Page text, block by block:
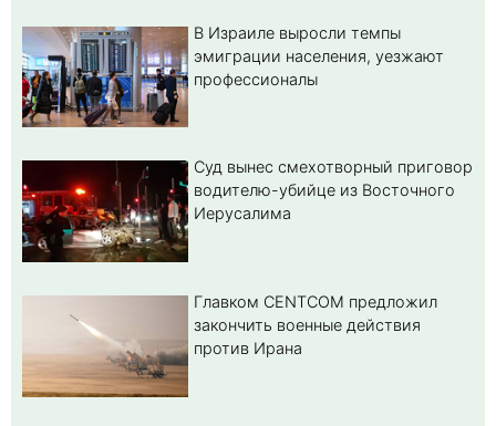
В Израиле выросли темпы
эмиграции населения, уезжают
профессионалы
Суд вынес смехотворный приговор
водителю-убийце из Восточного
Иерусалима
Главком CENTCOM предложил
закончить военные действия
против Ирана